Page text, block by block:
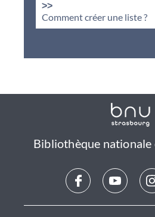
>>
Comment créer une liste ?
Bibliothèque